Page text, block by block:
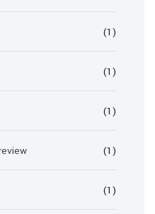
(1)
(1)
(1)
(1)
(1)